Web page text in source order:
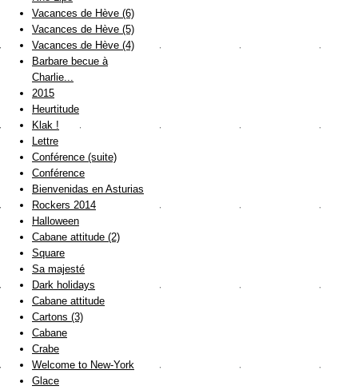
Vacances de Hève (6)
Vacances de Hève (5)
Vacances de Hève (4)
Barbare becue à
Charlie...
2015
Heurtitude
Klak !
Lettre
Conférence (suite)
Conférence
Bienvenidas en Asturias
Rockers 2014
Halloween
Cabane attitude (2)
Square
Sa majesté
Dark holidays
Cabane attitude
Cartons (3)
Cabane
Crabe
Welcome to New-York
Glace